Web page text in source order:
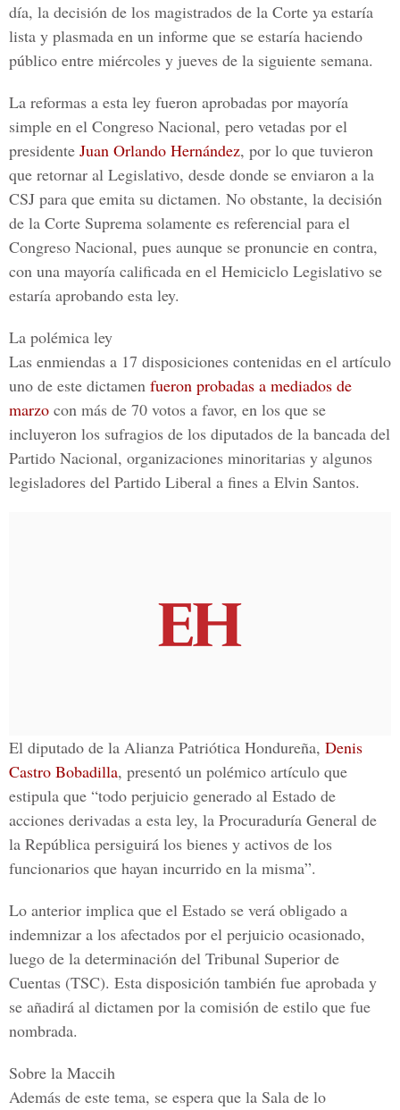
día, la decisión de los magistrados de la Corte ya estaría
lista y plasmada en un informe que se estaría haciendo
público entre miércoles y jueves de la siguiente semana.
La reformas a esta ley fueron aprobadas por mayoría
simple en el Congreso Nacional, pero vetadas por el
presidente Juan Orlando Hernández, por lo que tuvieron
que retornar al Legislativo, desde donde se enviaron a la
CSJ para que emita su dictamen. No obstante, la decisión
de la Corte Suprema solamente es referencial para el
Congreso Nacional, pues aunque se pronuncie en contra,
con una mayoría calificada en el Hemiciclo Legislativo se
estaría aprobando esta ley.
La polémica ley
Las enmiendas a 17 disposiciones contenidas en el artículo
uno de este dictamen fueron probadas a mediados de
marzo con más de 70 votos a favor, en los que se
incluyeron los sufragios de los diputados de la bancada del
Partido Nacional, organizaciones minoritarias y algunos
legisladores del Partido Liberal a fines a Elvin Santos.
El diputado de la Alianza Patriótica Hondureña, Denis
Castro Bobadilla, presentó un polémico artículo que
estipula que “todo perjuicio generado al Estado de
acciones derivadas a esta ley, la Procuraduría General de
la República persiguirá los bienes y activos de los
funcionarios que hayan incurrido en la misma”.
Lo anterior implica que el Estado se verá obligado a
indemnizar a los afectados por el perjuicio ocasionado,
luego de la determinación del Tribunal Superior de
Cuentas (TSC). Esta disposición también fue aprobada y
se añadirá al dictamen por la comisión de estilo que fue
nombrada.
Sobre la Maccih
Además de este tema, se espera que la Sala de lo